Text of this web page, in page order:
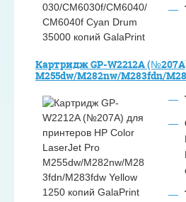
Картридж GP-W2212A
M255dw/M282nw/M283fdn/